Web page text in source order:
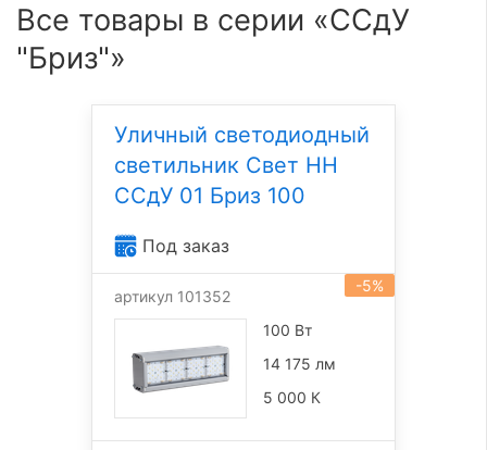
Все товары в серии «ССдУ
"Бриз"»
Уличный светодиодный
светильник Свет НН
ССдУ 01 Бриз 100
Под заказ
-5%
артикул 101352
100 Вт
14 175 лм
5 000 К